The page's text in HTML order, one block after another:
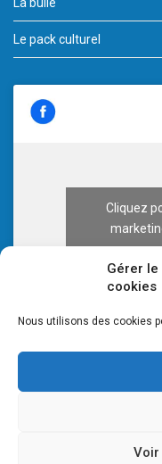
Gérer
cookies
Nous utilisons des cookies
Le pack culturel
Cliquez
© 2026 CULTURE